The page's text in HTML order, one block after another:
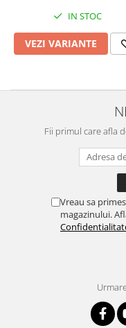
IN STOC
VEZI VARIANTE
Fii primul care afla
Vreau sa
magazinului.